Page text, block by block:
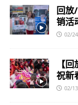
回放
销活
02/
【
祝新
02/